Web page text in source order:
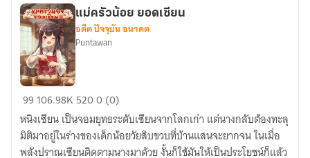
ตัว
น้อย
ของ
เขา
[
มี
E-
book
แม่
ครัว
น้อย
ยอด
แม่ครัวน้อย ยอดเซียน
อดีต ปัจจุบัน อนาคต
Puntawan
99 106.98K 5200 (0)
หนิงเซียน เป็นจอมยุทธระดับเซียนจากโลกเก่า แต่นางกลับต้องทะลุ
มิติมาอยู่ในร่างของเด็กน้อยวัยสิบขวบที่บ้านแสนจะยากจน ในเมื่อ
พลังปราณเซียนติดตามนางมาด้วย งั้นก็ใช้มันให้เป็นประโยชน์ก็แล้ว